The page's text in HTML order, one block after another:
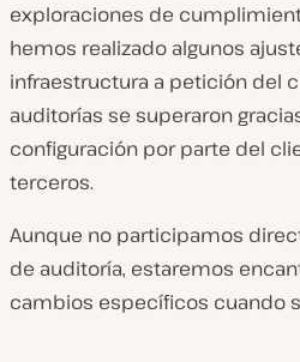
exploraciones de
hemos realizado algunos
infraestructura a petición del
auditorías se superaron
configuración por parte del
terceros.
Aunque no participamos
de auditoría, estaremos
cambios específicos cuando